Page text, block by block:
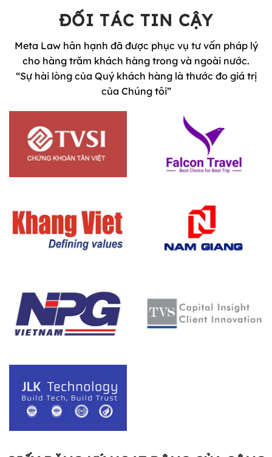
ĐỐI TÁC TIN CẬY
Meta Law hân hạnh đã được phục vụ tư vấn pháp lý
cho hàng trăm khách hàng trong và ngoài nước.
“Sự hài lòng của Quý khách hàng là thước đo giá trị
của Chúng tôi”